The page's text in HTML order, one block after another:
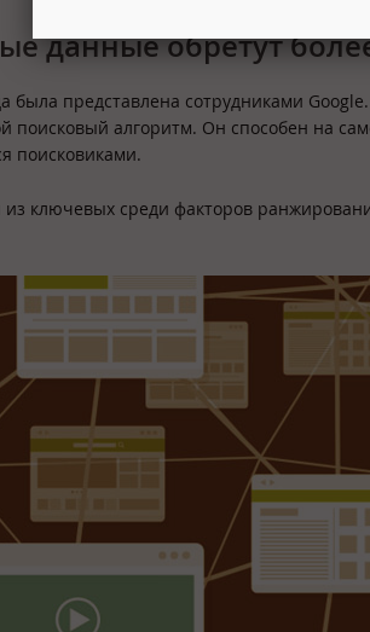
данные обретут
была представлена сотрудниками
поисковый алгоритм. Он способен на
поисковиками.
из ключевых среди факторов